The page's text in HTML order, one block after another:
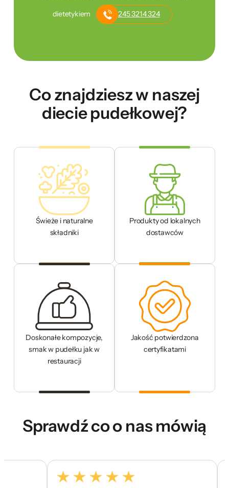
dietetykiem 245 3214 324
Co znajdziesz w naszej
diecie pudełkowej?
Świeże i naturalne
składniki
Produkty od lokalnych
dostawców
Doskonałe kompozycje,
smak w pudełku jak w
restauracji
Jakość potwierdzona
certyfikatami
Sprawdź co o nas mówią